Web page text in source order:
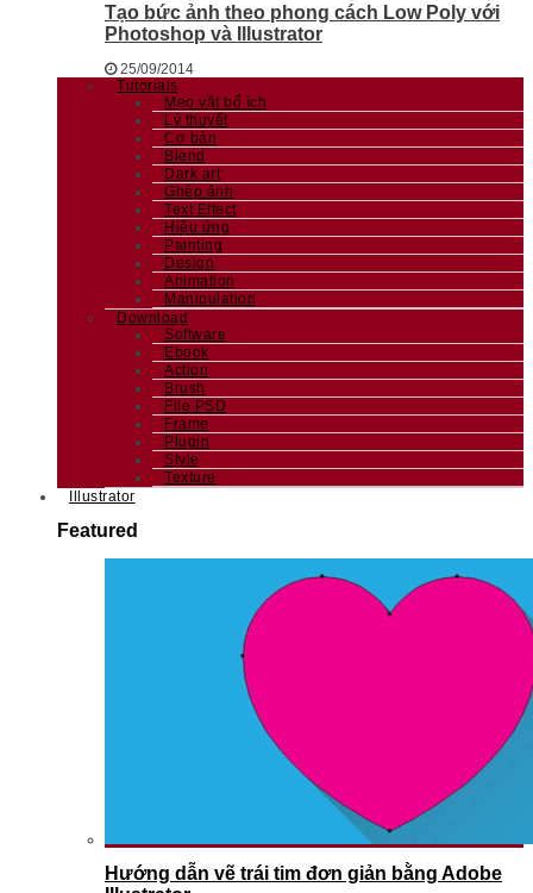
Tạo bức ảnh theo phong cách Low Poly với
Photoshop và Illustrator
25/09/2014
Tutorials
Mẹo vặt bổ ích
Lý thuyết
Cơ bản
Blend
Dark art
Ghép ảnh
Text Effect
Hiệu ứng
Painting
Design
Animation
Manipulation
Download
Software
Ebook
Action
Brush
File PSD
Frame
Plugin
Style
Texture
Illustrator
Featured
Hướng dẫn vẽ trái tim đơn giản bằng Adobe